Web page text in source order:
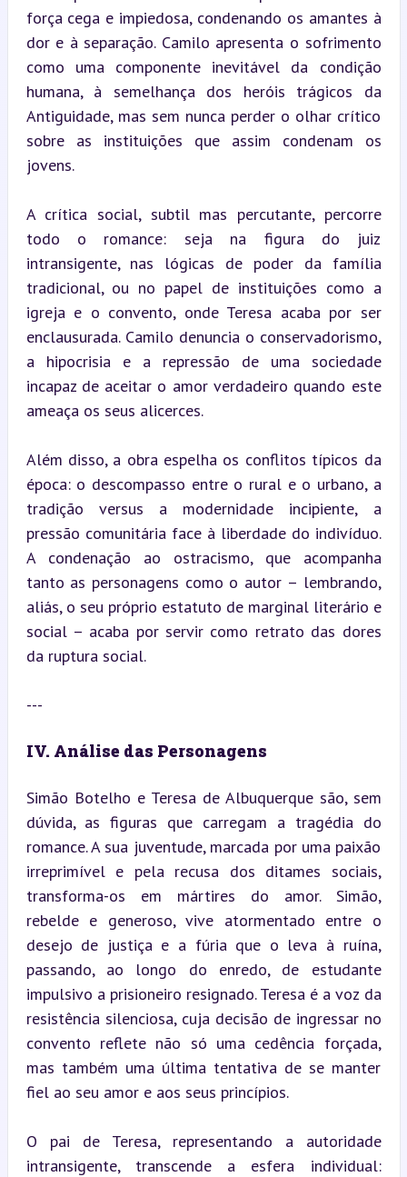
força cega e impiedosa, condenando os amantes à
dor e à separação. Camilo apresenta o sofrimento
como uma componente inevitável da condição
humana, à semelhança dos heróis trágicos da
Antiguidade, mas sem nunca perder o olhar crítico
sobre as instituições que assim condenam os
jovens.
A crítica social, subtil mas percutante, percorre
todo o romance: seja na figura do juiz
intransigente, nas lógicas de poder da família
tradicional, ou no papel de instituições como a
igreja e o convento, onde Teresa acaba por ser
enclausurada. Camilo denuncia o conservadorismo,
a hipocrisia e a repressão de uma sociedade
incapaz de aceitar o amor verdadeiro quando este
ameaça os seus alicerces.
Além disso, a obra espelha os conflitos típicos da
época: o descompasso entre o rural e o urbano, a
tradição versus a modernidade incipiente, a
pressão comunitária face à liberdade do indivíduo.
A condenação ao ostracismo, que acompanha
tanto as personagens como o autor – lembrando,
aliás, o seu próprio estatuto de marginal literário e
social – acaba por servir como retrato das dores
da ruptura social.
---
IV. Análise das Personagens
Simão Botelho e Teresa de Albuquerque são, sem
dúvida, as figuras que carregam a tragédia do
romance. A sua juventude, marcada por uma paixão
irreprimível e pela recusa dos ditames sociais,
transforma-os em mártires do amor. Simão,
rebelde e generoso, vive atormentado entre o
desejo de justiça e a fúria que o leva à ruína,
passando, ao longo do enredo, de estudante
impulsivo a prisioneiro resignado. Teresa é a voz da
resistência silenciosa, cuja decisão de ingressar no
convento reflete não só uma cedência forçada,
mas também uma última tentativa de se manter
fiel ao seu amor e aos seus princípios.
O pai de Teresa, representando a autoridade
intransigente, transcende a esfera individual: